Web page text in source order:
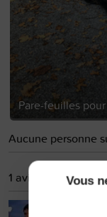
Pare-feuilles
Aucune personne
1 avis reçu (100%
Merci
Vous